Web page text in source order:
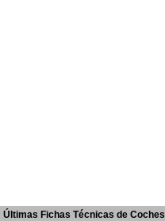
Últimas Fichas Técnicas de Coches